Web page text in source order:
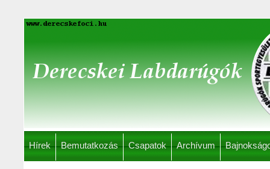
Hírek Bemutatkozás Csapatok Archívum